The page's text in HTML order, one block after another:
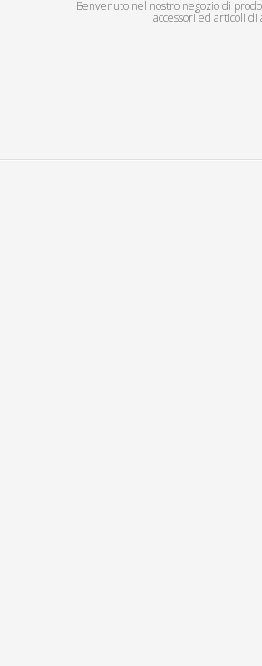
Benvenuto nel nostro negozio di
accessori ed articoli